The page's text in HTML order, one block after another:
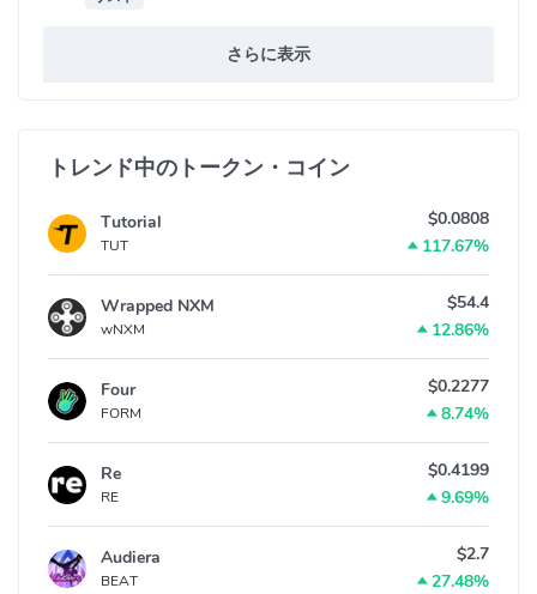
さらに表示
トレンド中のトークン・コイン
Tutorial
TUT
$0.0808
117.67%
Wrapped NXM
wNXM
$54.4
12.86%
Four
FORM
$0.2277
8.74%
Re
RE
$0.4199
9.69%
Audiera
BEAT
$2.7
27.48%